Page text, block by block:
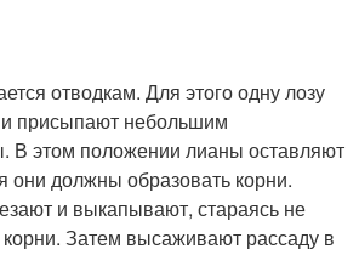
отводкам. Для этого одну лозу
присыпают небольшим
В этом положении лианы оставляют
они должны образовать корни.
и выкапывают, стараясь не
Затем высаживают рассаду в